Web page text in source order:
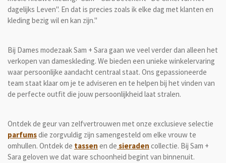
dagelijks Leven". En dat is precies zoals ik elke dag met klanten en
kleding bezig wil en kan zijn."
Bij Dames modezaak Sam + Sara gaan we veel verder dan alleen het
verkopen van dameskleding. We bieden een unieke winkelervaring
waar persoonlijke aandacht centraal staat. Ons gepassioneerde
team staat klaar om je te adviseren en te helpen bij het vinden van
de perfecte outfit die jouw persoonlijkheid laat stralen.
Ontdek de geur van zelfvertrouwen met onze exclusieve selectie
parfumsdie zorgvuldig zijn samengesteld om elke vrouw te
omhullen. Ontdek de tassen en de sieraden collectie. Bij Sam +
Sara geloven we dat ware schoonheid begint van binnenuit.